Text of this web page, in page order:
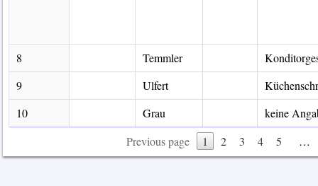
8 Temmler
9
Ulfert
10
Grau
keine
Previous page
1 2 3 4 5 …